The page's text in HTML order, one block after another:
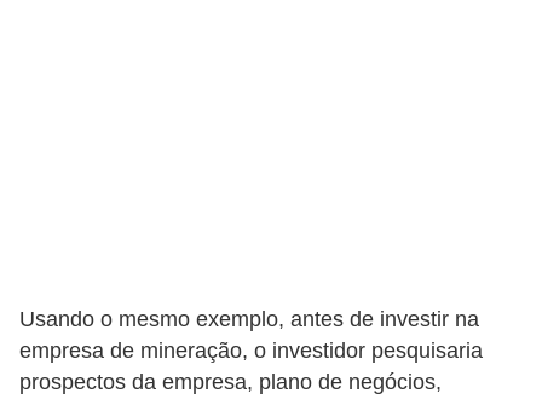
Usando o mesmo exemplo, antes de investir na
empresa de mineração, o investidor pesquisaria
prospectos da empresa, plano de negócios,
é
b
i